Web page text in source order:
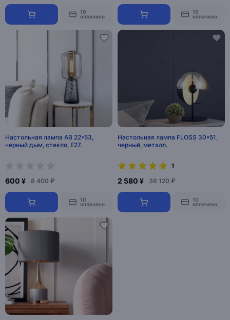
10
оплачено
10
оплачено
Настольная лампа AB 22*53,
черный дым, стекло, Е27.
600 ¥ 8 400 ₽
10
оплачено
Настольная лампа FLOSS 30*51,
черный, металл.
1
2 580 ¥ 36 120 ₽
10
оплачено